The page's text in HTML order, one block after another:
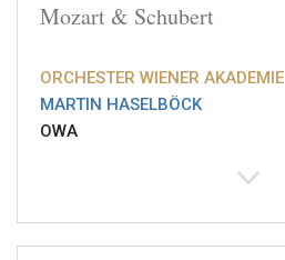
Mozart & Schubert
ORCHESTER WIENER AKADEMIE
MARTIN HASELBÖCK
OWA